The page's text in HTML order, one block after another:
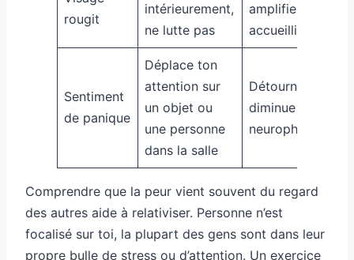
rougit
intérieurement,
ne lutte pas
amplifie le stress,
accueillir calme
Sentiment
de panique
Déplace ton
attention sur
un objet ou
une personne
dans la salle
Détourner le
diminue
Comprendre que la peur vient souvent du regard
des autres aide à relativiser. Personne n’est
focalisé sur toi, la plupart des gens sont dans leur
propre bulle de stress ou d’attention. Un exercice